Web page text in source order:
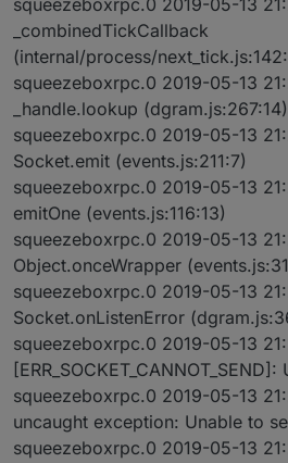
squeezeboxrpc.0 2019-05-13
_combinedTickCallback
(internal/process/
squeezeboxrpc.0 2019-05-13
_handle.lookup (dgram.js:267:14)
squeezeboxrpc.0 2019-05-13
Socket.emit (events.js:211:7)
squeezeboxrpc.0 2019-05-13
emitOne (events.js:116:13)
squeezeboxrpc.0 2019-05-13
Object.onceWrapper
squeezeboxrpc.0 2019-05-13
Socket.onListenError
squeezeboxrpc.0 2019-05-13
squeezeboxrpc.0 2019-05-13
uncaught exception: Unable to
squeezeboxrpc.0 2019-05-13